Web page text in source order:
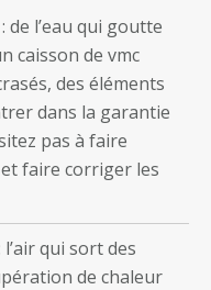
de l’eau qui goutte
caisson de vmc
des éléments
dans la garantie
pas à faire
faire corriger les
qui sort des
de chaleur